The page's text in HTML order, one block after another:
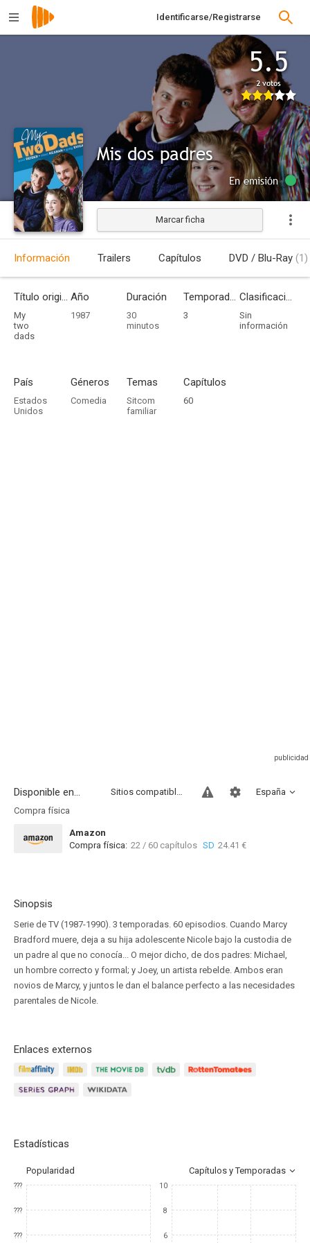
Identificarse/Registrarse
5.5
2 votos
Mis dos padres
En emisión
Marcar ficha
Información Trailers Capítulos DVD / Blu-Ray (1)
Título original
My
two
dads
Año
1987
Duración
30
minutos
Temporadas
3
Clasificación por edades
Sin
información
País
Estados
Unidos
Géneros
Comedia
Temas
Sitcom
familiar
Capítulos
60
Disponible en... España
Sitios compatibles
Compra física
Amazon
Compra física: 22 / 60 capítulos SD 24.41 €
Sinopsis
Serie de TV (1987-1990). 3 temporadas. 60 episodios. Cuando Marcy
Bradford muere, deja a su hija adolescente Nicole bajo la custodia de
un padre al que no conocía... O mejor dicho, de dos padres: Michael,
un hombre correcto y formal; y Joey, un artista rebelde. Ambos eran
novios de Marcy, y juntos le dan el balance perfecto a las necesidades
parentales de Nicole.
Enlaces externos
Estadísticas
Popularidad Capítulos y Temporadas
???
???
???
10
8
6